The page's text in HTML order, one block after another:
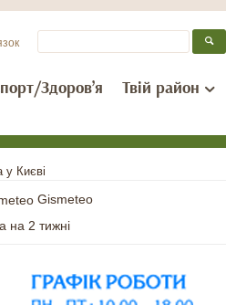
Здоров’я Твій район
у Києві
Gismeteo
на 2 тижні